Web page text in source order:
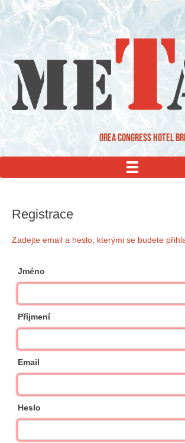
OREA Congress Hotel
MENU
Registrace
Zadejte email a heslo, kterými se budete
Jméno
Příjmení
Email
Heslo